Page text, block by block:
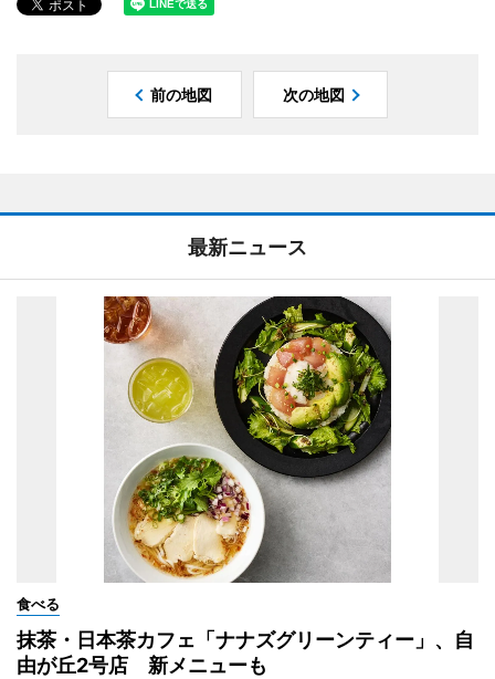
前の地図 次の地図
最新ニュース
食べる
抹茶・日本茶カフェ「ナナズグリーンティー」、自
由が丘2号店 新メニューも